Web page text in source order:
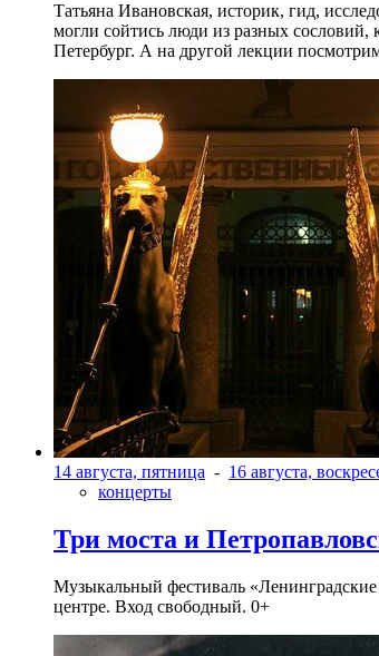
Татьяна Ивановская, историк, гид,
могли сойтись люди из разных
Петербург. А на другой лекции
14 августа, пятница - 16 августа,
концерты
Три моста и
Музыкальный фестиваль «Ленинградские
центре. Вход свободный. 0+